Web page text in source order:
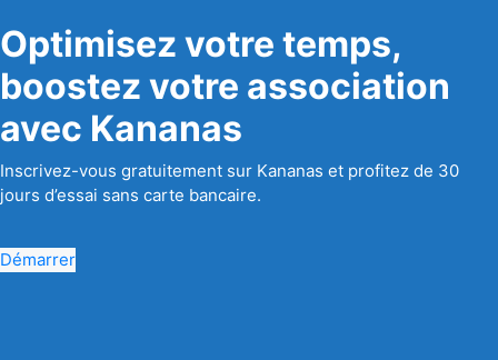
Optimisez votre temps,
boostez votre association
avec Kananas
Inscrivez-vous gratuitement sur Kananas et profitez de 30
jours d’essai sans carte bancaire.
Démarrer